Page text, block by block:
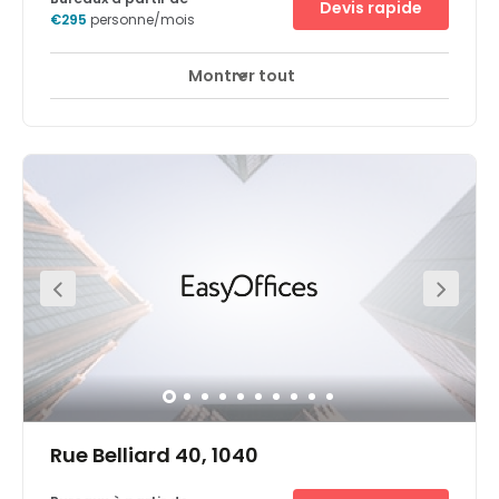
Accès 24 heures sur 24 Espaces de détente
exciting mix with the present. At this location, there is
always something for you to do. At the nerve centre of the
and renowned international companies nearby. At the
centre of the prestigious Leopold Quarter. Modern, high-
quality offices in the perfect location for your business,
especially those that value accessibility, practicality and
convenience.
€295 personne/mois
Devis rapide
Montrer tout
Rue Belliard 40, 1040